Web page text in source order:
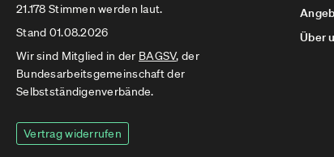
21.178 Stimmen werden laut.
Stand 01.08.2026
Wir sind Mitglied in der BAGSV, der
Bundesarbeitsgemeinschaft der
Selbstständigenverbände.
Vertrag widerrufen
Über